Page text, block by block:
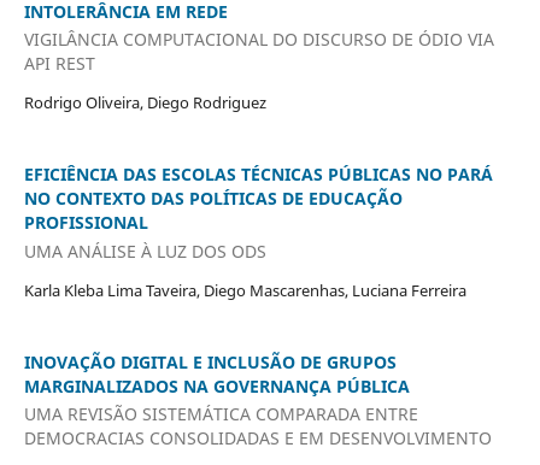
INTOLERÂNCIA EM REDE
VIGILÂNCIA COMPUTACIONAL DO DISCURSO DE ÓDIO VIA
API REST
Rodrigo Oliveira, Diego Rodriguez
EFICIÊNCIA DAS ESCOLAS TÉCNICAS PÚBLICAS NO PARÁ
NO CONTEXTO DAS POLÍTICAS DE EDUCAÇÃO
PROFISSIONAL
UMA ANÁLISE À LUZ DOS ODS
Karla Kleba Lima Taveira, Diego Mascarenhas, Luciana Ferreira
INOVAÇÃO DIGITAL E INCLUSÃO DE GRUPOS
MARGINALIZADOS NA GOVERNANÇA PÚBLICA
UMA REVISÃO SISTEMÁTICA COMPARADA ENTRE
DEMOCRACIAS CONSOLIDADAS E EM DESENVOLVIMENTO